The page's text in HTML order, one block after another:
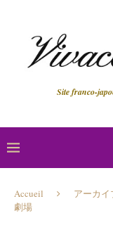
Site franco-
Accueil アーカイ
劇場